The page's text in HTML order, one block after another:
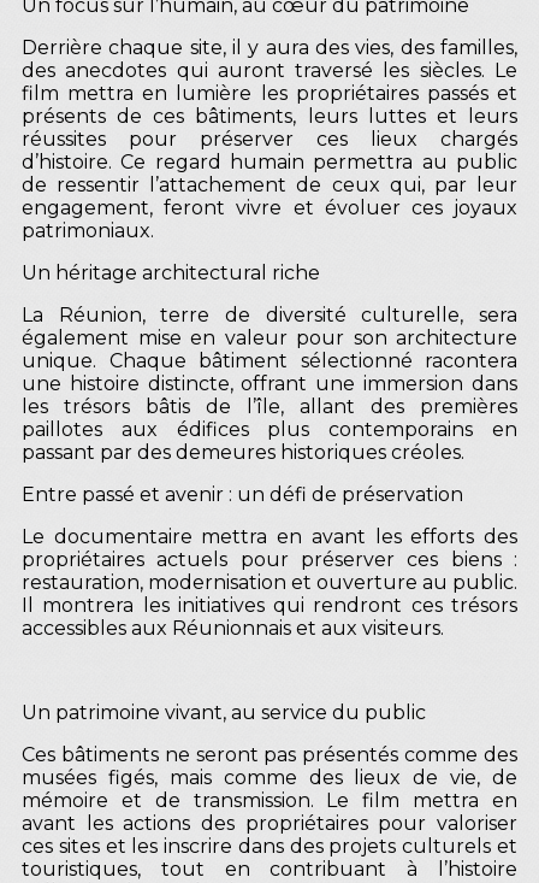
Un focus sur l’humain, au cœur du patrimoine
Derrière chaque site, il y aura des vies, des familles,
des anecdotes qui auront traversé les siècles. Le
film mettra en lumière les propriétaires passés et
présents de ces bâtiments, leurs luttes et leurs
réussites pour préserver ces lieux chargés
d’histoire. Ce regard humain permettra au public
de ressentir l’attachement de ceux qui, par leur
engagement, feront vivre et évoluer ces joyaux
patrimoniaux.
Un héritage architectural riche
La Réunion, terre de diversité culturelle, sera
également mise en valeur pour son architecture
unique. Chaque bâtiment sélectionné racontera
une histoire distincte, offrant une immersion dans
les trésors bâtis de l’île, allant des premières
paillotes aux édifices plus contemporains en
passant par des demeures historiques créoles.
Entre passé et avenir : un défi de préservation
Le documentaire mettra en avant les efforts des
propriétaires actuels pour préserver ces biens :
restauration, modernisation et ouverture au public.
Il montrera les initiatives qui rendront ces trésors
accessibles aux Réunionnais et aux visiteurs.
Un patrimoine vivant, au service du public
Ces bâtiments ne seront pas présentés comme des
musées figés, mais comme des lieux de vie, de
mémoire et de transmission. Le film mettra en
avant les actions des propriétaires pour valoriser
ces sites et les inscrire dans des projets culturels et
touristiques, tout en contribuant à l’histoire